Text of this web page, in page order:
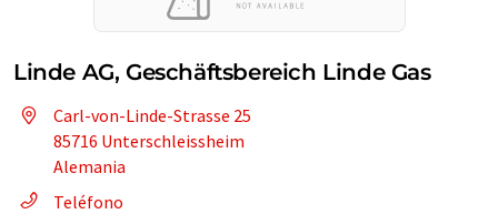
Linde AG, Geschäftsbereich Linde Gas
Carl-von-Linde-Strasse 25
85716 Unterschleissheim
Alemania
Teléfono